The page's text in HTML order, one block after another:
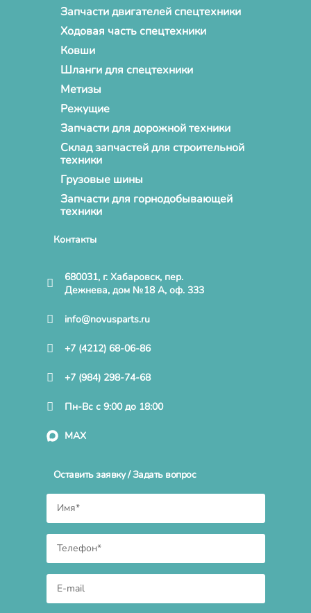
Запчасти двигателей спецтехники
Ходовая часть спецтехники
Ковши
Шланги для спецтехники
Метизы
Режущие
Запчасти для дорожной техники
Склад запчастей для строительной
техники
Грузовые шины
Запчасти для горнодобывающей
техники
Контакты
680031, г. Хабаровск, пер.
Дежнева, дом №18 А, оф. 333
info@novusparts.ru
+7 (4212) 68-06-86
+7 (984) 298-74-68
Пн-Вс с 9:00 до 18:00
MAX
Оставить заявку / Задать вопрос